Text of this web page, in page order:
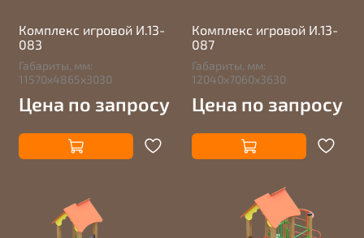
Комплекс игровой И.13-
083
Габариты, мм:
11570х4865х3030
Цена по запросу
Комплекс игровой И.13-
087
Габариты, мм:
12040х7060х3630
Цена по запросу